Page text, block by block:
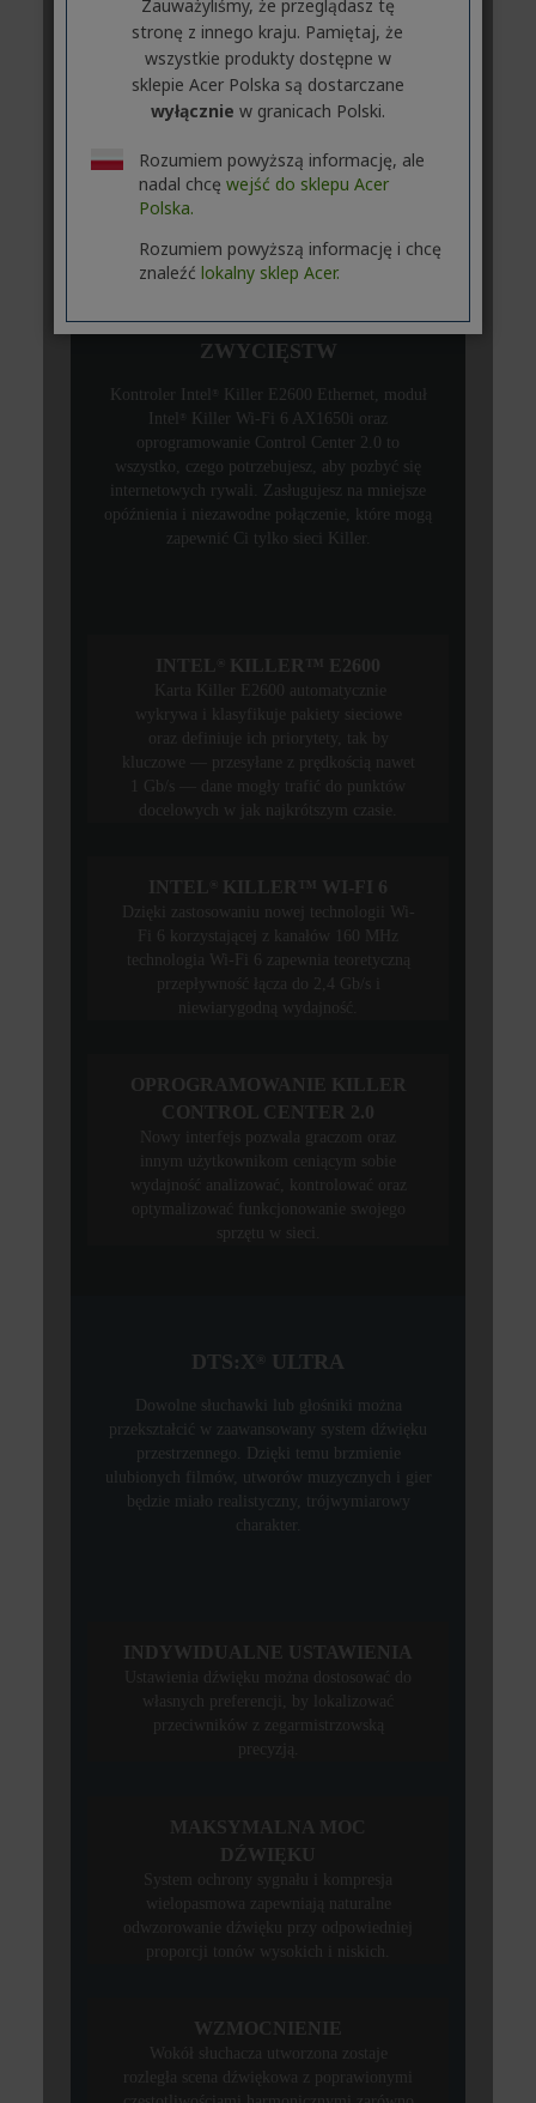
Zauważyliśmy, że przeglądasz tę
stronę z innego kraju. Pamiętaj, że
wszystkie produkty dostępne w
sklepie Acer Polska są dostarczane
wyłącznie w granicach Polski.
Rozumiem powyższą informację, ale
nadal chcę wejść do sklepu Acer
Polska.
Rozumiem powyższą informację i chcę
znaleźć lokalny sklep Acer.